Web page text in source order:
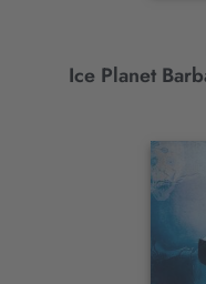
Ice Planet